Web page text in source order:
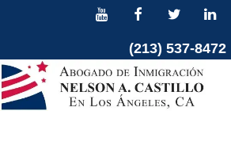
contenido
(213) 537-8472